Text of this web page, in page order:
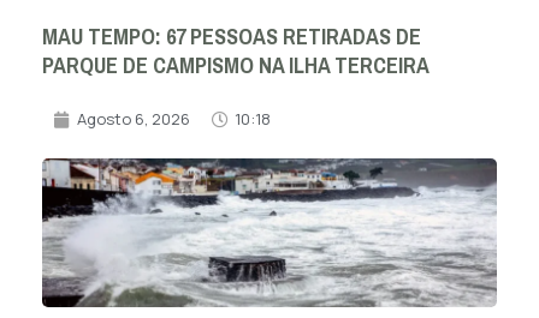
MAU TEMPO: 67 PESSOAS RETIRADAS DE
PARQUE DE CAMPISMO NA ILHA TERCEIRA
Agosto 6, 2026 10:18